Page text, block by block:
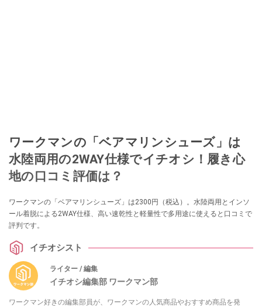
ワークマンの「ベアマリンシューズ」は
水陸両用の2WAY仕様でイチオシ！履き心
地の口コミ評価は？
ワークマンの「ベアマリンシューズ」は2300円（税込）。水陸両用とインソ
ール着脱による2WAY仕様、高い速乾性と軽量性で多用途に使えると口コミで
評判です。
イチオシスト
ライター / 編集
イチオシ編集部 ワークマン部
ワークマン好きの編集部員が、ワークマンの人気商品やおすすめ商品を発